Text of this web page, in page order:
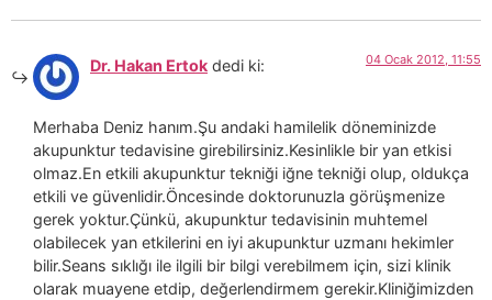
Dr. Hakan Ertok dedi ki: 04 Ocak 2012, 11:55
Merhaba Deniz hanım.Şu andaki hamilelik döneminizde
akupunktur tedavisine girebilirsiniz.Kesinlikle bir yan etkisi
olmaz.En etkili akupunktur tekniği iğne tekniği olup, oldukça
etkili ve güvenlidir.Öncesinde doktorunuzla görüşmenize
gerek yoktur.Çünkü, akupunktur tedavisinin muhtemel
olabilecek yan etkilerini en iyi akupunktur uzmanı hekimler
bilir.Seans sıklığı ile ilgili bir bilgi verebilmem için, sizi klinik
olarak muayene etdip, değerlendirmem gerekir.Kliniğimizden